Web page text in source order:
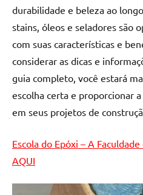
durabilidade e beleza ao
stains, óleos e seladores são
com suas características e
considerar as dicas e
guia completo, você estará
escolha certa e proporcionar
em seus projetos de
Escola do Epóxi – A
AQUI